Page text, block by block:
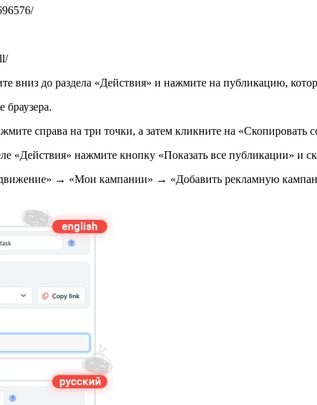
вниз до раздела «Действия» и нажмите на публикацию,
браузера.
справа на три точки, а затем кликните на «Скопировать
«Действия» нажмите кнопку «Показать все публикации» и
→ «Мои кампании» → «Добавить рекламную